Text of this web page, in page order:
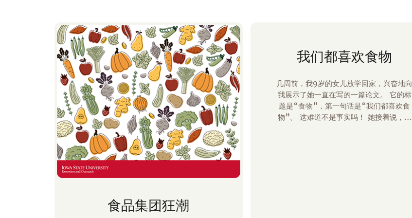
食品集团狂潮
我们都喜欢食物
几周前，我9岁的女儿放学回家，兴奋地向
我展示了她一直在写的一篇论文。 它的标
题是“食物”，第一句话是“我们都喜欢食
物”。 这难道不是事实吗！ 她接着说，你